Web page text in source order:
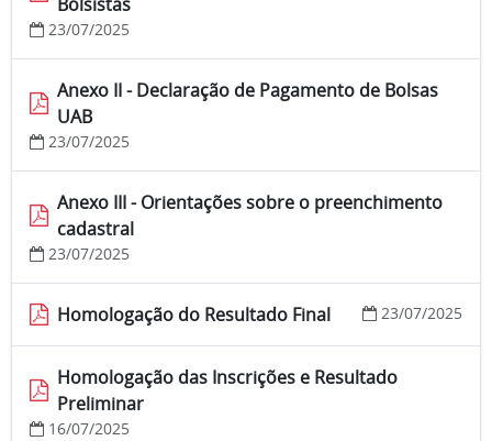
Bolsistas
23/07/2025
Anexo II - Declaração de Pagamento de Bolsas
UAB
23/07/2025
Anexo III - Orientações sobre o preenchimento
cadastral
23/07/2025
Homologação do Resultado Final 23/07/2025
Homologação das Inscrições e Resultado
Preliminar
16/07/2025